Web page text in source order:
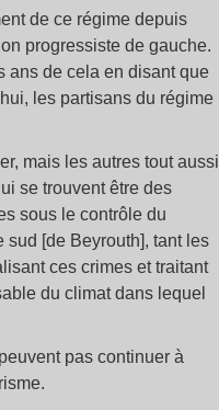
de ce régime depuis
progressiste de gauche.
ans de cela en disant que
les partisans du régime
mais les autres tout aussi
se trouvent être des
sous le contrôle du
[de Beyrouth], tant les
ces crimes et traitant
du climat dans lequel
pas continuer à